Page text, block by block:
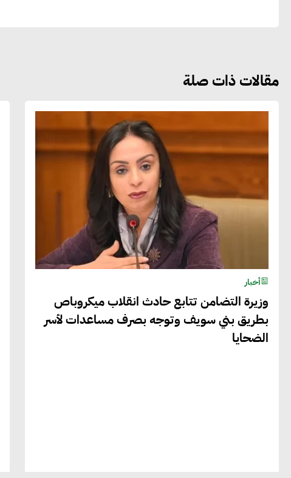
مقالات ذات صلة
أخبار
وزيرة التضامن تتابع حادث انقلاب ميكروباص
بطريق بني سويف وتوجه بصرف مساعدات لأسر
الضحايا